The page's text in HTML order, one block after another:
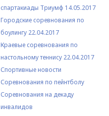
спартакиады Триумф 14.05.2017
Городские соревнования по
боулингу 22.04.2017
Краевые соревнования по
настольному теннису 22.04.2017
Спортивные новости
Соревнования по пейнтболу
Соревнования на декаду
инвалидов